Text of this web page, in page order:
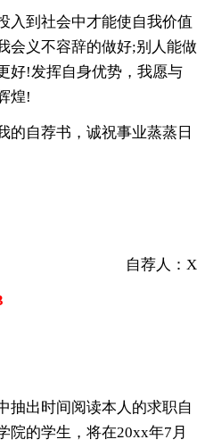
入到社会中才能使自我价值
会义不容辞的做好;别人能做
好!发挥自身优势，我愿与
煌!
的自荐书，诚祝事业蒸蒸日
自荐人：X
抽出时间阅读本人的求职自
院的学生，将在20xx年7月